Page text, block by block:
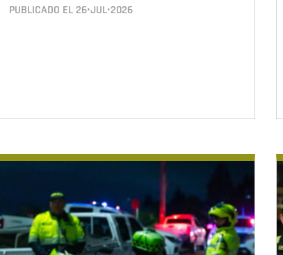
PUBLICADO EL 26•JUL•2026